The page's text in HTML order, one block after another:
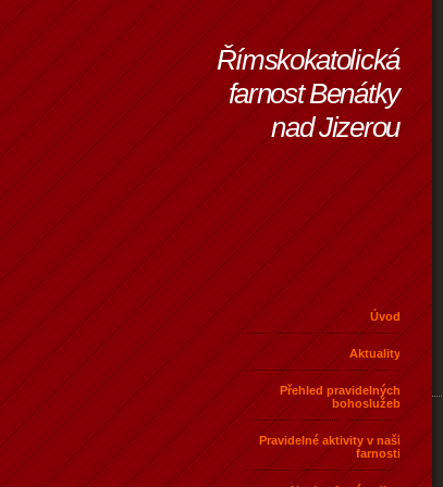
Římskokatolická
farnost Benátky
nad Jizerou
Úvod
Aktuality
Přehled pravidelných
bohoslužeb
Pravidelné aktivity v naší
farnosti